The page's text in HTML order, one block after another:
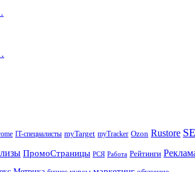
IT-специалисты myTarget myTracker Ozon Rustore
ПромоСтраницы РСЯ Работа Рейтинги